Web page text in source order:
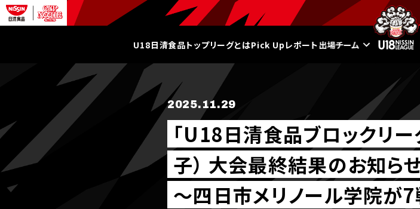
U18日清食品トップリーグとはPick Upレポート出場チーム
2025.11.29
｢U18日清食品ブロックリ
子） 大会最終結果のお知ら
～四日市メリノール学院が